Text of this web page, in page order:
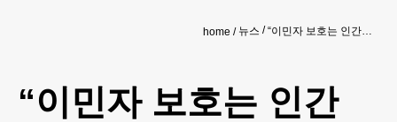
home 뉴스 “이민자 보호는 인간 존엄의 의무”
“이민자 보호는 인간